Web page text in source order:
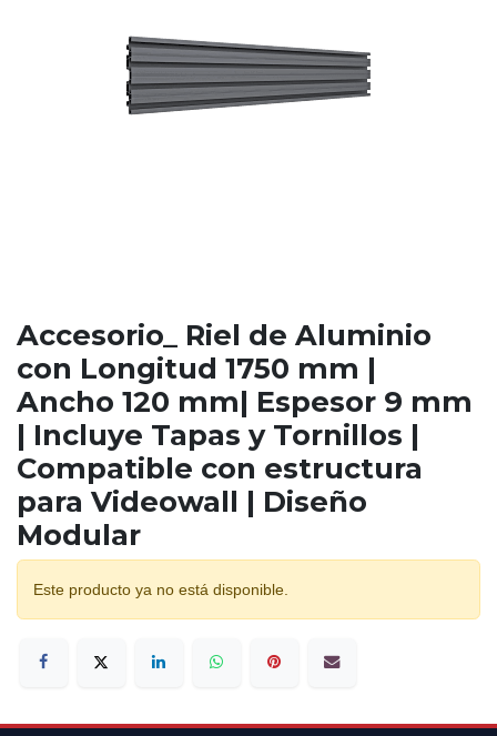
Accesorio_ Riel de Aluminio
con Longitud 1750 mm |
Ancho 120 mm| Espesor 9 mm
| Incluye Tapas y Tornillos |
Compatible con estructura
para Videowall | Diseño
Modular
Este producto ya no está disponible.